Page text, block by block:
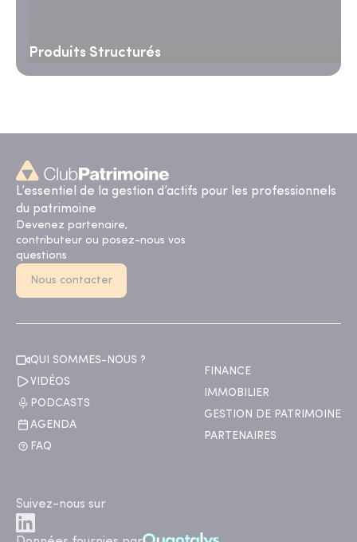
Produits Structurés
L’essentiel de la gestion d’actifs pour les professionnels
du patrimoine
Devenez partenaire,
contributeur ou posez-nous vos
questions
Nous contacter
QUI SOMMES-NOUS ?
VIDÉOS
PODCASTS
AGENDA
FAQ
FINANCE
IMMOBILIER
GESTION DE PATRIMOINE
PARTENAIRES
Suivez-nous sur